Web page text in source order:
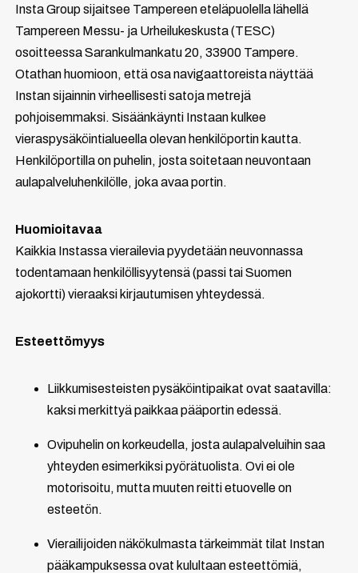
Insta Group sijaitsee Tampereen eteläpuolella lähellä
Tampereen Messu- ja Urheilukeskusta (TESC)
osoitteessa Sarankulmankatu 20, 33900 Tampere.
Otathan huomioon, että osa navigaattoreista näyttää
Instan sijainnin virheellisesti satoja metrejä
pohjoisemmaksi. Sisäänkäynti Instaan kulkee
vieraspysäköintialueella olevan henkilöportin kautta.
Henkilöportilla on puhelin, josta soitetaan neuvontaan
aulapalveluhenkilölle, joka avaa portin.
Huomioitavaa
Kaikkia Instassa vierailevia pyydetään neuvonnassa
todentamaan henkilöllisyytensä (passi tai Suomen
ajokortti) vieraaksi kirjautumisen yhteydessä.
Esteettömyys
Liikkumisesteisten pysäköintipaikat ovat saatavilla:
kaksi merkittyä paikkaa pääportin edessä.
Ovipuhelin on korkeudella, josta aulapalveluihin saa
yhteyden esimerkiksi pyörätuolista. Ovi ei ole
motorisoitu, mutta muuten reitti etuovelle on
esteetön.
Vierailijoiden näkökulmasta tärkeimmät tilat Instan
pääkampuksessa ovat kulultaan esteettömiä,